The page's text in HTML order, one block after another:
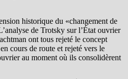
historique du «changement de
de Trotsky sur l’État ouvrier
ont tous rejeté le concept
cours de route et rejeté vers le
au moment où ils consolidèrent